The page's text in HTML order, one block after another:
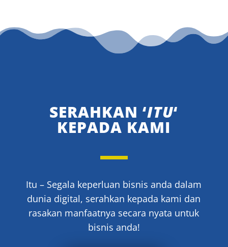
SERAHKAN ‘ITU‘
KEPADA KAMI
Itu – Segala keperluan bisnis anda dalam
dunia digital, serahkan kepada kami dan
rasakan manfaatnya secara nyata untuk
bisnis anda!